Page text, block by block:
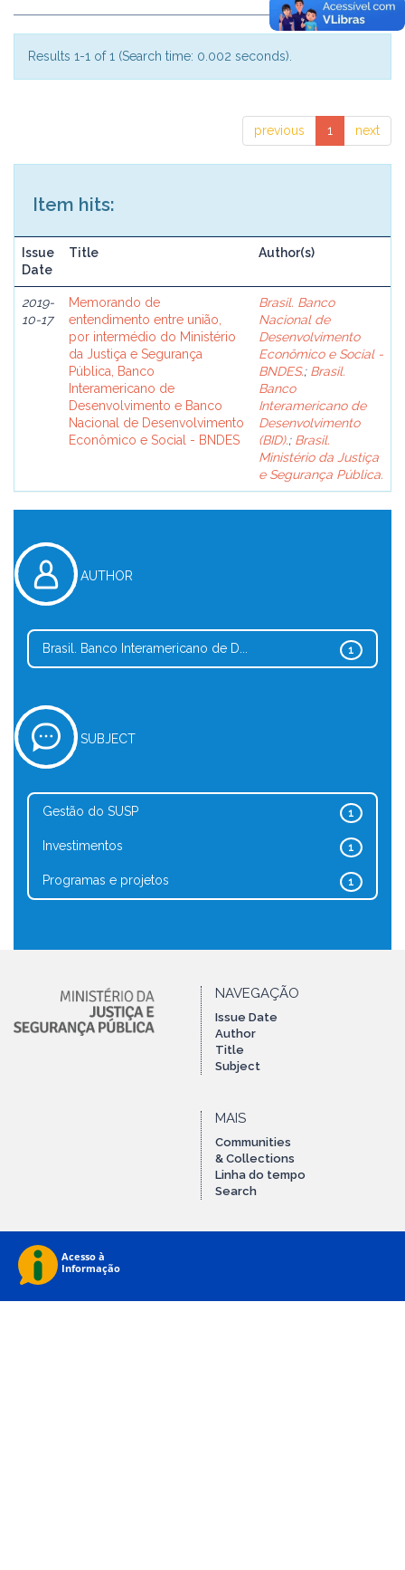
Results 1-1 of 1 (Search time: 0.002 seconds).
previous 1 next
Item hits:
Issue
Date
Title Author(s)
2019-
10-17
Memorando de
entendimento entre união,
por intermédio do Ministério
da Justiça e Segurança
Pública, Banco
Interamericano de
Desenvolvimento e Banco
Nacional de Desenvolvimento
Econômico e Social - BNDES
Brasil. Banco
Nacional de
Desenvolvimento
Econômico e Social -
BNDES.; Brasil.
Banco
Interamericano de
Desenvolvimento
(BID).; Brasil.
Ministério da Justiça
e Segurança Pública.
AUTHOR
1
Brasil. Banco Interamericano de D...
SUBJECT
1
Gestão do SUSP
1
Investimentos
1
Programas e projetos
NAVEGAÇÃO
Issue Date
Author
Title
Subject
MAIS
Communities
& Collections
Linha do tempo
Search